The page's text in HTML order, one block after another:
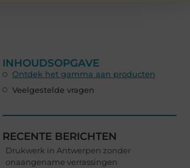
INHOUDSOPGAVE
Ontdek het gamma aan producten
Veelgestelde vragen
RECENTE BERICHTEN
Drukwerk in Antwerpen zonder
onaangename verrassingen